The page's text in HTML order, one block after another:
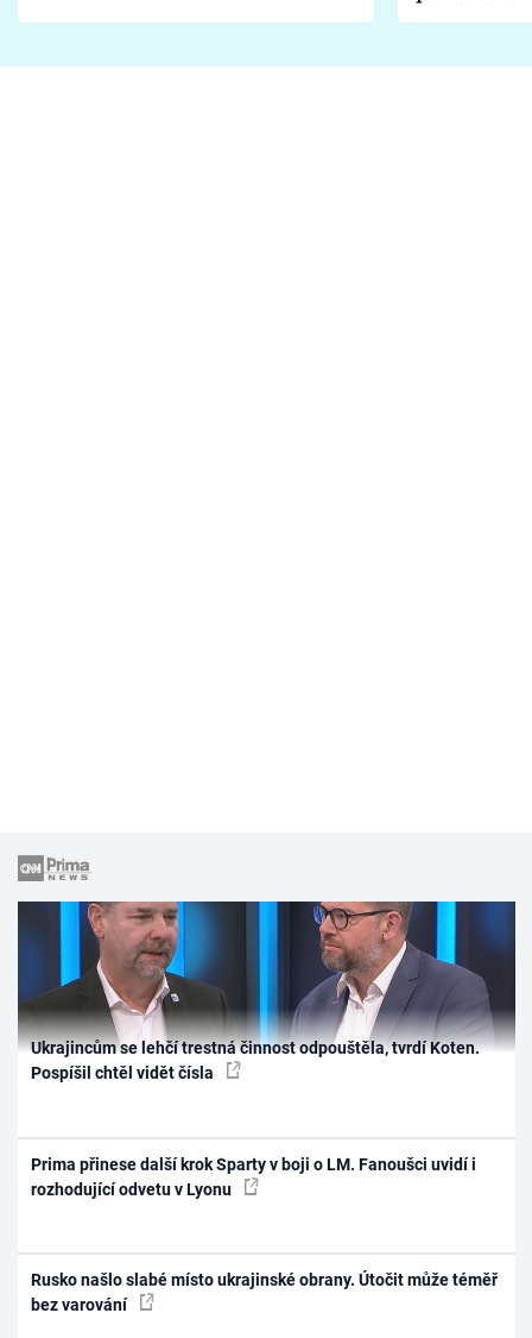
Proč je podle nich falešná a
fanoušci
Ukrajincům se lehčí trestná činnost odpouštěla, tvrdí Koten.
Pospíšil chtěl vidět čísla
Prima přinese další krok Sparty v boji o LM. Fanoušci uvidí i
rozhodující odvetu v Lyonu
Rusko našlo slabé místo ukrajinské obrany. Útočit může téměř
bez varování